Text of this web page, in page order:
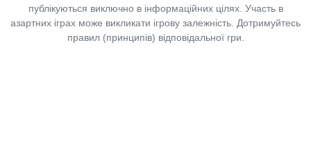
публікуються виключно в інформаційних цілях. Участь в
азартних іграх може викликати ігрову залежність. Дотримуйтесь
правил (принципів) відповідальної гри.